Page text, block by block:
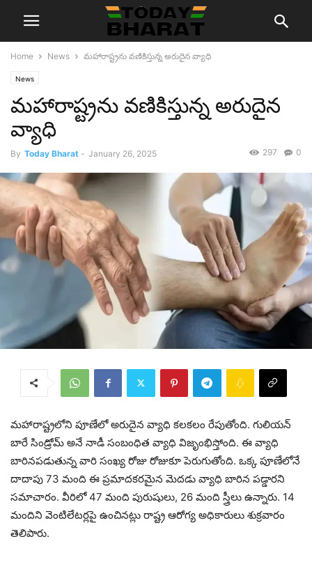
Home News మహారాష్ట్రను వణికిస్తున్న అరుదైన వ్యాధి
News
మహారాష్ట్రను వణికిస్తున్న అరుదైన
వ్యాధి
By Today Bharat - January 26, 2025 0
297
మహారాష్ట్రలోని పూణేలో అరుదైన వ్యాధి కలకలం రేపుతోంది. గులియన్
బారే సిండ్రోమ్ అనే నాడీ సంబంధిత వ్యాధి విజృంభిస్తోంది. ఈ వ్యాధి
బారినపడుతున్న వారి సంఖ్య రోజు రోజుకూ పెరుగుతోంది. ఒక్క పూణేలోనే
దాదాపు 73 మంది ఈ ప్రమాదకరమైన మెదడు వ్యాధి బారిన పడ్డారని
సమాచారం. వీరిలో 47 మంది పురుషులు, 26 మంది స్త్రీలు ఉన్నారు. 14
మందిని వెంటిలేటర్లపై ఉంచినట్లు రాష్ట్ర ఆరోగ్య అధికారులు శుక్రవారం
తెలిపారు.